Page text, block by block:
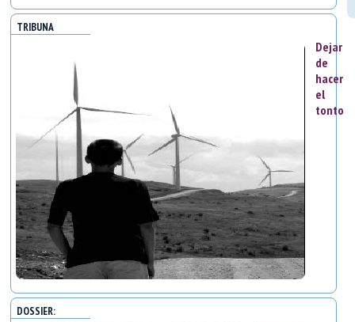
TRIBUNA
Dejar
de
hacer
el
tonto
DOSSIER: